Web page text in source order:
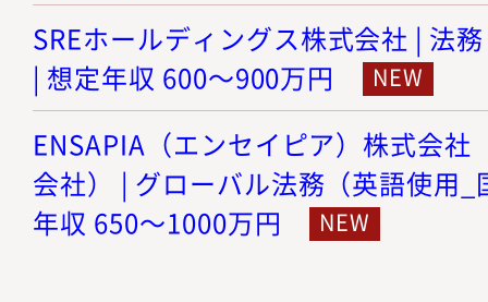
SREホールディングス株式会社 | 法
| 想定年収 600～900万円
ENSAPIA（エンセイピア）株式会
会社） | グローバル法務（英語使用
年収 650～1000万円